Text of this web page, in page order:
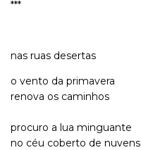
***
nas ruas desertas
o vento da primavera
renova os caminhos
procuro a lua minguante
no céu coberto de nuvens